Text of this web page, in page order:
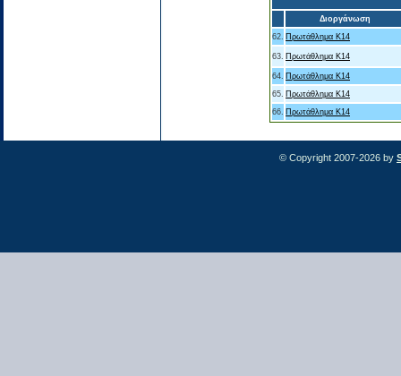
Διοργάνωση
62. Πρωτάθλημα Κ14
63. Πρωτάθλημα Κ14
64. Πρωτάθλημα Κ14
65. Πρωτάθλημα Κ14
66. Πρωτάθλημα Κ14
© Copyright 2007-2026 by